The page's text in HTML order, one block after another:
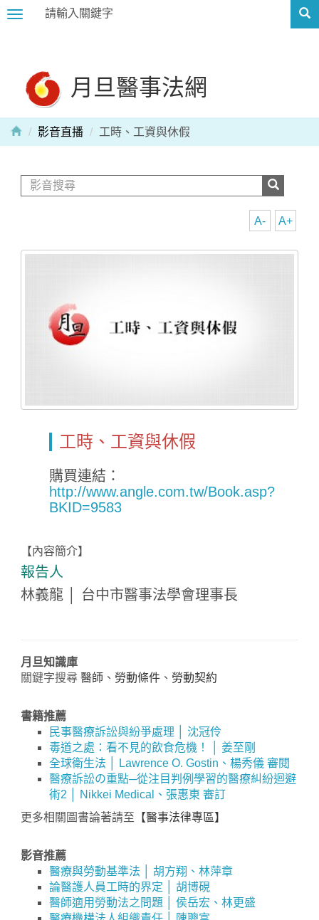
Toggle
月旦醫事法網
影音直播 工時、工資與休假
A+
A-
工時、工資與休假
購買連結：
http://www.angle.com.tw/Book.asp?
BKID=9583
【內容簡介】
報告人
林義龍 │ 台中市醫事法學會理事長
月旦知識庫
關鍵字搜尋 醫師 、 勞動條件、 勞動契約
書籍推薦
民事醫療訴訟與紛爭處理 │ 沈冠伶
毒道之處：看不見的飲食危機！ │ 姜至剛
全球衛生法 │ Lawrence O. Gostin、楊秀儀 審閱
醫療訴訟の重點─從注目判例學習的醫療糾紛迴避
術2 │ Nikkei Medical、張惠東 審訂
更多相關圖書論著請至 【醫事法律專區】
影音推薦
醫療與勞動基準法 │ 胡方翔、林萍章
論醫護人員工時的界定 │ 胡博硯
醫師適用勞動法之問題 │ 侯岳宏、林更盛